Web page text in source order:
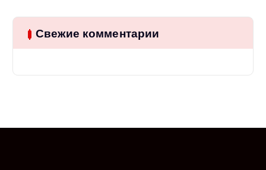
Свежие комментарии